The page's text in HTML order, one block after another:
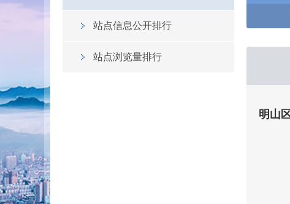
站点信息公开排行
站点浏览量排行